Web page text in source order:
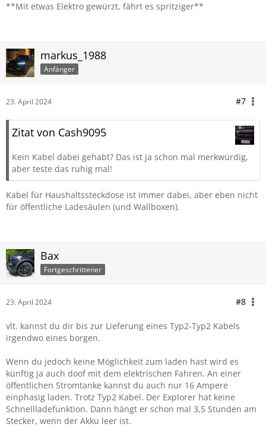
**Mit etwas Elektro gewürzt, fährt es spritziger**
markus_1988
Anfänger
23. April 2024 #7
Zitat von Cash9095
Kein Kabel dabei gehabt? Das ist ja schon mal merkwürdig,
aber teste das ruhig mal!
Kabel für Haushaltssteckdose ist immer dabei, aber eben nicht
für öffentliche Ladesäulen (und Wallboxen).
Bax
Fortgeschrittener
23. April 2024 #8
vlt. kannst du dir bis zur Lieferung eines Typ2-Typ2 Kabels
irgendwo eines borgen.
Wenn du jedoch keine Möglichkeit zum laden hast wird es
künftig ja auch doof mit dem elektrischen Fahren. An einer
öffentlichen Stromtanke kannst du auch nur 16 Ampere
einphasig laden. Trotz Typ2 Kabel. Der Explorer hat keine
Schnellladefunktion. Dann hängt er schon mal 3,5 Stunden am
Stecker, wenn der Akku leer ist.